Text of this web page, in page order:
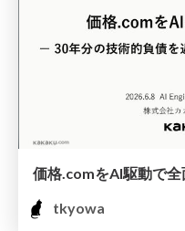
tkyowa